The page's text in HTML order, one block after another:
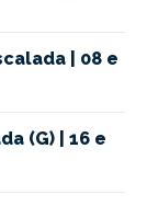
| 08 e
(G) | 16 e